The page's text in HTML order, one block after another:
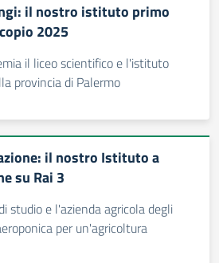
il nostro istituto primo
2025
il liceo scientifico e l'istituto
provincia di Palermo
il nostro Istituto a
su Rai 3
studio e l'azienda agricola degli
per un'agricoltura